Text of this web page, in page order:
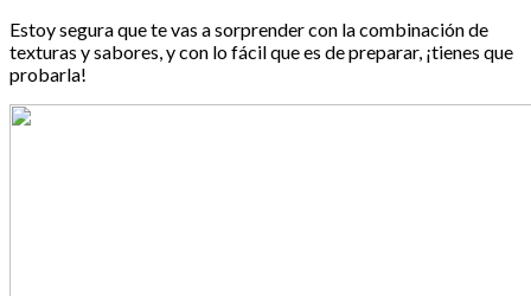
Estoy segura que te vas a sorprender con la combinación de
texturas y sabores, y con lo fácil que es de preparar, ¡tienes que
probarla!